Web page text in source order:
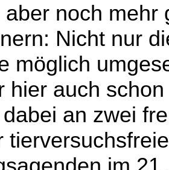
aber noch
Nicht nur
möglich
hier auch
an zwei